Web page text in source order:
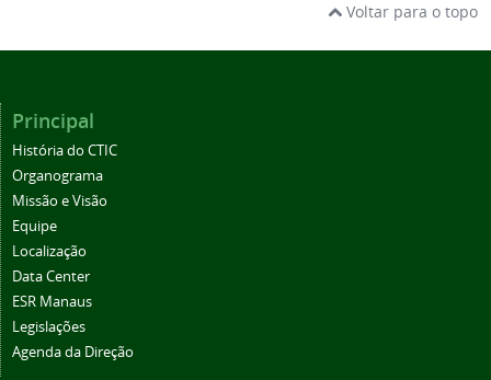
Voltar para o topo
Principal
História do CTIC
Organograma
Missão e Visão
Equipe
Localização
Data Center
ESR Manaus
Legislações
Agenda da Direção